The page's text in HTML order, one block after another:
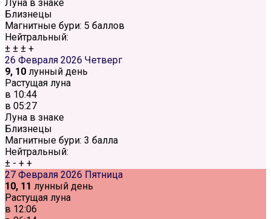
Луна в знаке
Близнецы
Магнитные бури: 5 баллов
Нейтральный:
± ± ± +
26 Февраля 2026 Четверг
9, 10 лунный день
Растущая луна
в 10:44
в 05:27
Луна в знаке
Близнецы
Магнитные бури: 3 балла
Нейтральный:
± - + +
27 Февраля 2026 Пятница
10, 11 лунный день
Растущая луна
в 12:06